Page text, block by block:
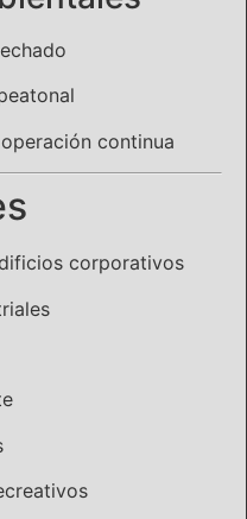
continua
corporativos